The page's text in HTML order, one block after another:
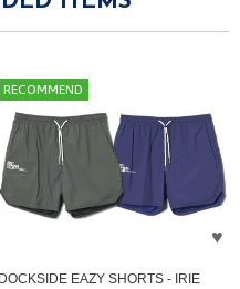
RECOMMEND
DOCKSIDE EAZY SHORTS - IRIE